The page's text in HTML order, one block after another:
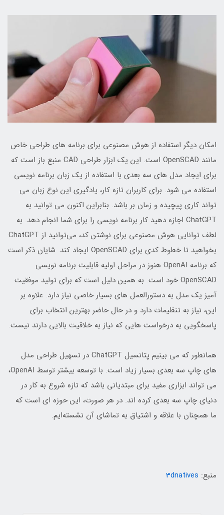
امکان دیگر استفاده از هوش مصنوعی برای برنامه های طراحی خاص
مانند OpenSCAD است. این یک ابزار طراحی CAD منبع باز است که
برای ایجاد مدل های سه بعدی با استفاده از یک زبان برنامه نویسی
استفاده می شود. برای کاربران تازه کار، یادگیری این نوع زبان می
تواند کاری پیچیده و زمان بر باشد. بنابراین اکنون می توانید به
ChatGPT اجازه دهید کار برنامه نویسی را برای شما انجام دهد. به
لطف توانایی هوش مصنوعی برای نوشتن کد، می‌توانید از ChatGPT
بخواهید تا خطوط کدی برای OpenSCAD ایجاد کند. شایان ذکر است
که برنامه OpenAI هنوز در مراحل اولیه قابلیت برنامه نویسی
OpenSCAD خود است. به همین دلیل است که برای تولید موفقیت
آمیز یک مدل به دستورالعمل های بسیار خاصی نیاز دارد. علاوه بر
این، نیاز به تنظیمات دارد و در حال حاضر بهترین انتخاب برای
پاسخگویی به درخواست هایی که نیاز به خلاقیت بالایی دارند نیست.
همانطور که می بینیم پتانسیل ChatGPT در تسهیل طراحی مدل
های چاپ سه بعدی بسیار زیاد است. با توسعه بیشتر توسط OpenAI،
می تواند ابزاری مفید برای مبتدیانی باشد که تازه شروع به کار در
دنیای چاپ سه بعدی کرده اند. در هر صورت، این حوزه ای است که
ما همچنان با علاقه و اشتیاق به تماشای آن نشسته‌ایم.
منبع: 3dnatives